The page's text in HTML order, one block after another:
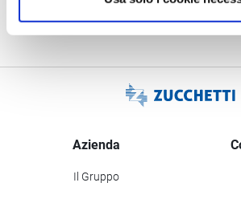
Azienda
Il Gruppo